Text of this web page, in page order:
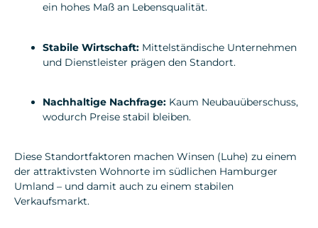
ein hohes Maß an Lebensqualität.
Stabile Wirtschaft: Mittelständische Unternehmen
und Dienstleister prägen den Standort.
Nachhaltige Nachfrage: Kaum Neubauüberschuss,
wodurch Preise stabil bleiben.
Diese Standortfaktoren machen Winsen (Luhe) zu einem
der attraktivsten Wohnorte im südlichen Hamburger
Umland – und damit auch zu einem stabilen
Verkaufsmarkt.